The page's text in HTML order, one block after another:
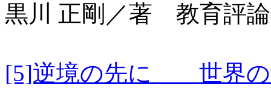
黒川 正剛／著 教育評
[5]逆境の先に 世界の